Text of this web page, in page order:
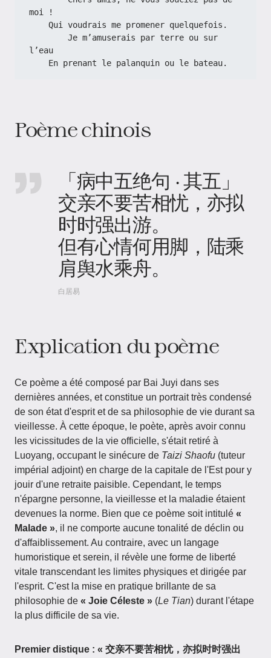
moi !
    Qui voudrais me promener quelquefois.
l’eau
    En prenant le palanquin ou le bateau.
Poème chinois
「病中五绝句 · 其五」
交亲不要苦相忧，亦拟
时时强出游。
但有心情何用脚，陆乘
肩舆水乘舟。
白居易
Explication du poème
Ce poème a été composé par Bai Juyi dans ses
dernières années, et constitue un portrait très condensé
de son état d'esprit et de sa philosophie de vie durant sa
vieillesse. À cette époque, le poète, après avoir connu
les vicissitudes de la vie officielle, s'était retiré à
Luoyang, occupant le sinécure de Taizi Shaofu (tuteur
impérial adjoint) en charge de la capitale de l'Est pour y
jouir d'une retraite paisible. Cependant, le temps
n'épargne personne, la vieillesse et la maladie étaient
devenues la norme. Bien que ce poème soit intitulé «
Malade », il ne comporte aucune tonalité de déclin ou
d'affaiblissement. Au contraire, avec un langage
humoristique et serein, il révèle une forme de liberté
vitale transcendant les limites physiques et dirigée par
l'esprit. C'est la mise en pratique brillante de sa
philosophie de « Joie Céleste » (Le Tian) durant l'étape
la plus difficile de sa vie.
Premier distique : « 交亲不要苦相忧，亦拟时时强出